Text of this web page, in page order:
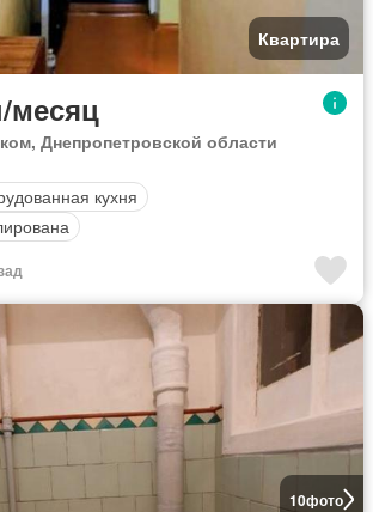
Квартира
месяц
Днепропетровской области
кухня
10фото